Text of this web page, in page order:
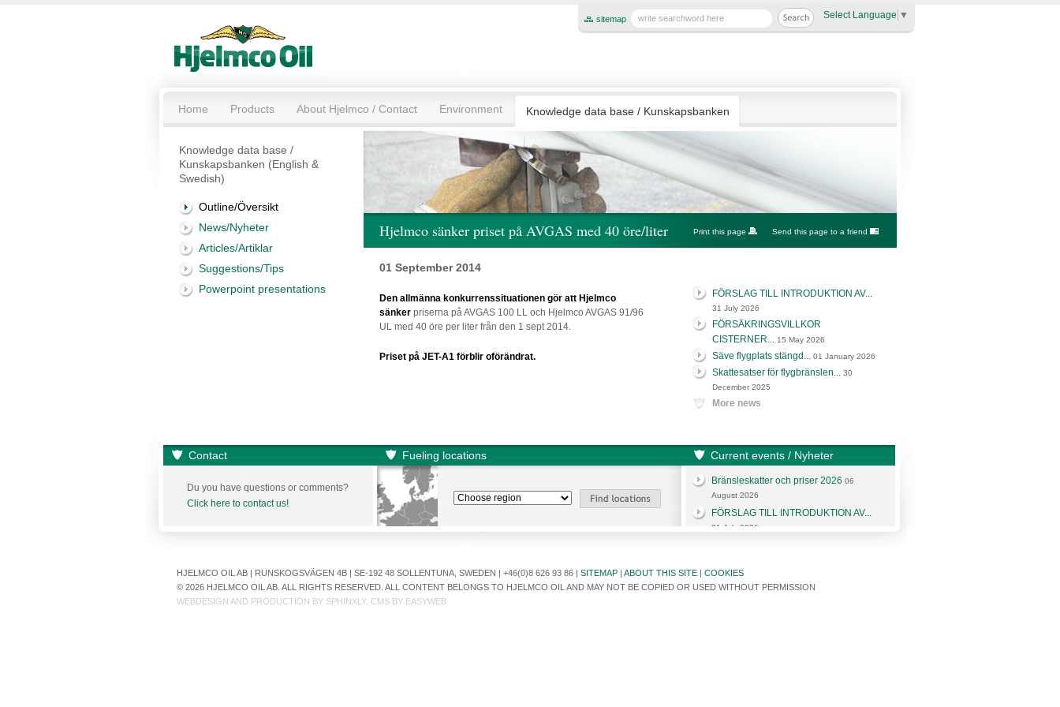
sitemap Select Language ▼
Home Products About Hjelmco / Contact Environment Knowledge data base / Kunskapsbanken
Knowledge data base /
Kunskapsbanken (English &
Swedish)
Outline/Översikt
News/Nyheter
Articles/Artiklar
Suggestions/Tips
Powerpoint presentations
Hjelmco sänker priset på AVGAS med 40 öre/liter Print this page Send this page to a friend
01 September 2014
Den allmänna konkurrenssituationen gör att Hjelmco
sänker priserna på AVGAS 100 LL och Hjelmco AVGAS 91/96
UL med 40 öre per liter från den 1 sept 2014.
Priset på JET-A1 förblir oförändrat.
FÖRSLAG TILL INTRODUKTION AV...
31 July 2026
FÖRSÄKRINGSVILLKOR
CISTERNER... 15 May 2026
Säve flygplats stängd... 01 January 2026
Skattesatser för flygbränslen... 30
December 2025
More news
Contact Fueling locations Current events / Nyheter
Du you have questions or comments?
Click here to contact us!
Bränsleskatter och priser 2026 06
August 2026
FÖRSLAG TILL INTRODUKTION AV...
31 July 2026
HJELMCO OIL AB | RUNSKOGSVÄGEN 4B | SE-192 48 SOLLENTUNA, SWEDEN | +46(0)8 626 93 86 | SITEMAP | ABOUT THIS SITE | COOKIES
© 2026 HJELMCO OIL AB. ALL RIGHTS RESERVED. ALL CONTENT BELONGS TO HJELMCO OIL AND MAY NOT BE COPIED OR USED WITHOUT PERMISSION
WEBDESIGN AND PRODUCTION BY SPHINXLY. CMS BY EASYWEB